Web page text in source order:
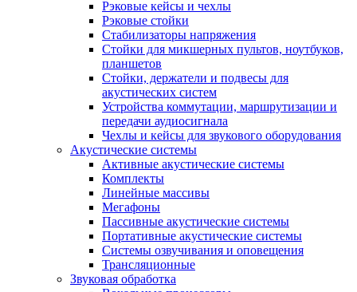
Рэковые кейсы и чехлы
Рэковые стойки
Стабилизаторы напряжения
Стойки для микшерных пультов, ноутбуков,
планшетов
Стойки, держатели и подвесы для
акустических систем
Устройства коммутации, маршрутизации и
передачи аудиосигнала
Чехлы и кейсы для звукового оборудования
Акустические системы
Активные акустические системы
Комплекты
Линейные массивы
Мегафоны
Пассивные акустические системы
Портативные акустические системы
Системы озвучивания и оповещения
Трансляционные
Звуковая обработка